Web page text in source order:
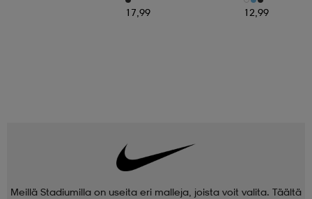
17,99 12,99
Meillä Stadiumilla on useita eri malleja, joista voit valita. Täältä